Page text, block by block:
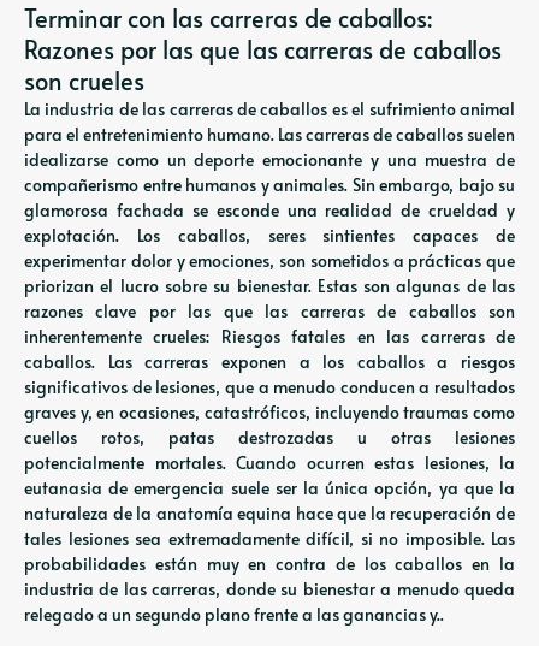
Terminar con las carreras de caballos:
Razones por las que las carreras de caballos
son crueles
La industria de las carreras de caballos es el sufrimiento animal
para el entretenimiento humano. Las carreras de caballos suelen
idealizarse como un deporte emocionante y una muestra de
compañerismo entre humanos y animales. Sin embargo, bajo su
glamorosa fachada se esconde una realidad de crueldad y
explotación. Los caballos, seres sintientes capaces de
experimentar dolor y emociones, son sometidos a prácticas que
priorizan el lucro sobre su bienestar. Estas son algunas de las
razones clave por las que las carreras de caballos son
inherentemente crueles: Riesgos fatales en las carreras de
caballos. Las carreras exponen a los caballos a riesgos
significativos de lesiones, que a menudo conducen a resultados
graves y, en ocasiones, catastróficos, incluyendo traumas como
cuellos rotos, patas destrozadas u otras lesiones
potencialmente mortales. Cuando ocurren estas lesiones, la
eutanasia de emergencia suele ser la única opción, ya que la
naturaleza de la anatomía equina hace que la recuperación de
tales lesiones sea extremadamente difícil, si no imposible. Las
probabilidades están muy en contra de los caballos en la
industria de las carreras, donde su bienestar a menudo queda
relegado a un segundo plano frente a las ganancias y..